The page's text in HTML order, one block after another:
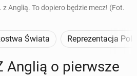
Anglią. To dopiero będzie mecz! (Fot.
Świata Reprezentacja
Anglią o pierw­sze